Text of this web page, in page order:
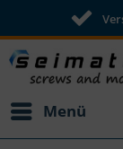
Menü